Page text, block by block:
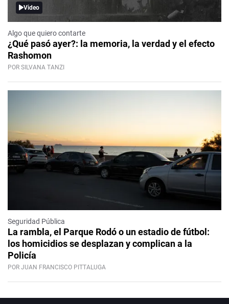
Video
Algo que quiero contarte
¿Qué pasó ayer?: la memoria, la verdad y el efecto
Rashomon
POR SILVANA TANZI
Seguridad Pública
La rambla, el Parque Rodó o un estadio de fútbol:
los homicidios se desplazan y complican a la
Policía
POR JUAN FRANCISCO PITTALUGA